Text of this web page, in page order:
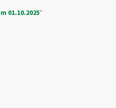
01.10.2025"